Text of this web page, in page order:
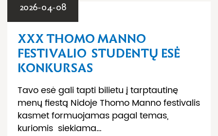
2026-04-08
XXX THOMO MANNO
FESTIVALIO STUDENTŲ ESĖ
KONKURSAS
Tavo esė gali tapti bilietu į tarptautinę
menų fiestą Nidoje Thomo Manno festivalis
kasmet formuojamas pagal temas,
kuriomis siekiama…